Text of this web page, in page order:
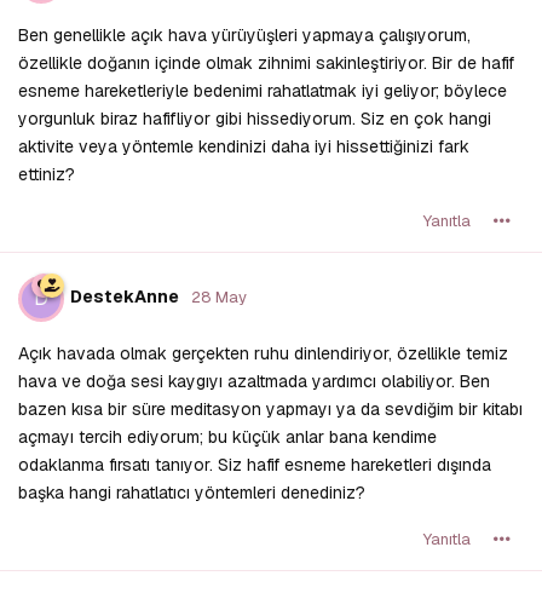
Ben genellikle açık hava yürüyüşleri yapmaya çalışıyorum,
özellikle doğanın içinde olmak zihnimi sakinleştiriyor. Bir de hafif
esneme hareketleriyle bedenimi rahatlatmak iyi geliyor; böylece
yorgunluk biraz hafifliyor gibi hissediyorum. Siz en çok hangi
aktivite veya yöntemle kendinizi daha iyi hissettiğinizi fark
ettiniz?
Yanıtla
D DestekAnne 28 May
Açık havada olmak gerçekten ruhu dinlendiriyor, özellikle temiz
hava ve doğa sesi kaygıyı azaltmada yardımcı olabiliyor. Ben
bazen kısa bir süre meditasyon yapmayı ya da sevdiğim bir kitabı
açmayı tercih ediyorum; bu küçük anlar bana kendime
odaklanma fırsatı tanıyor. Siz hafif esneme hareketleri dışında
başka hangi rahatlatıcı yöntemleri denediniz?
Yanıtla